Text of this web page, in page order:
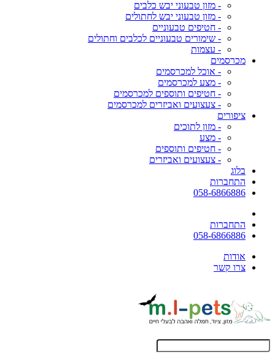
- מזון טבעוני יבש כלבים
- מזון טבעוני יבש לחתולים
- חטיפים טבעוניים
- שימורים טבעוניים לכלבים וחתולים
- עצמות
מכרסמים
- אוכל למכרסמים
- מצע למכרסמים
- חטיפים ותוספים למכרסמים
- צעצועים ואביזרים למכרסמים
ציפורים
- מזון לתוכים
- מצע
- חטיפים ותוספים
- צעצועים ואביזרים
בלוג
התחברות
058-6866886
התחברות
058-6866886
אודות
צרו קשר